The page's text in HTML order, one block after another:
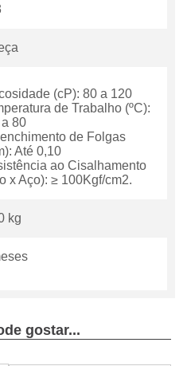
(cP): 80 a 120
de Trabalho (ºC):
80
de Folgas
Até 0,10
ao Cisalhamento
x Aço): ≥ 100Kgf/cm2.
kg
gostar...